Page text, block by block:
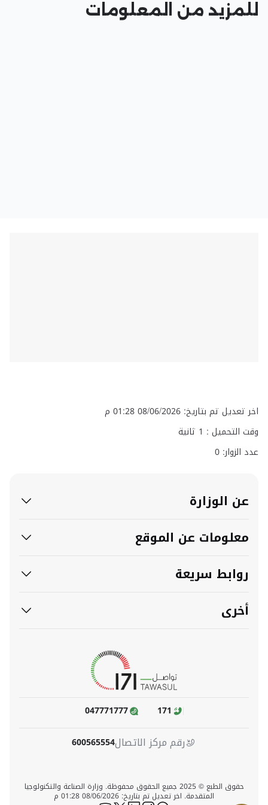
للمزيد من المعلومات
اخر تعديل تم بتاريخ: 08/06/2026 01:28 م
وقت التحميل : 1 ثانية
عدد الزوار: 0
عن الوزارة
معلومات عن الموقع
روابط سريعة
أخرى
171
047771777
رقم مركز الاتصال600565554
حقوق الطبع © 2025 جميع الحقوق محفوظة. وزارة الصناعة والتكنولوجيا
المتقدمة. اخر تعديل تم بتاريخ: 08/06/2026 01:28 م